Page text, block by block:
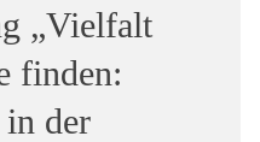
„Vielfalt
finden:
der